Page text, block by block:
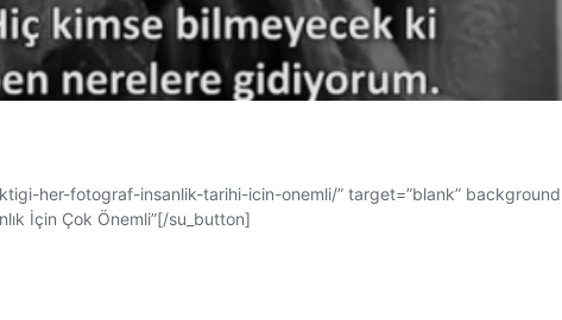
her-fotograf-insanlik-tarihi-icin-onemli/” target=”blank”
İçin Çok Önemli”[/su_button]